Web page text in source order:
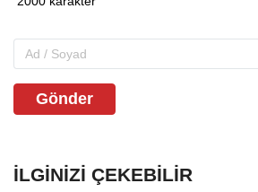
Gönder
İLGINIZI ÇEKEBILIR